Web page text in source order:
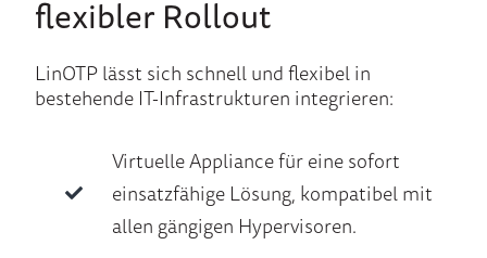
flexibler Rollout
LinOTP lässt sich schnell und flexibel in
bestehende IT-Infrastrukturen integrieren:
Virtuelle Appliance für eine sofort
einsatzfähige Lösung, kompatibel mit
allen gängigen Hypervisoren.